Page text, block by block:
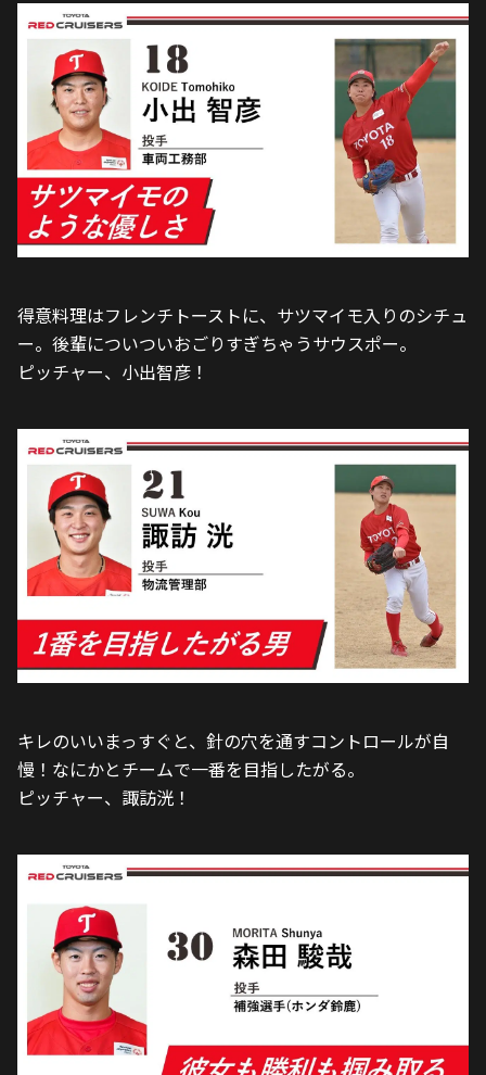
得意料理はフレンチトーストに、サツマイモ入りのシチュ
ー。後輩についついおごりすぎちゃうサウスポー。
ピッチャー、小出智彦！
キレのいいまっすぐと、針の穴を通すコントロールが自
慢！なにかとチームで一番を目指したがる。
ピッチャー、諏訪洸！